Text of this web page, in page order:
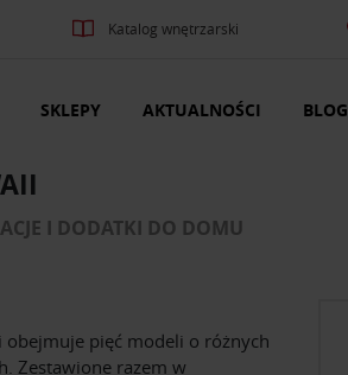
Katalog wnętrzarski
SKLEPY AKTUALNOŚCI BLOG
I DODATKI DO DOMU
obejmuje pięć modeli o różnych
Zestawione razem w